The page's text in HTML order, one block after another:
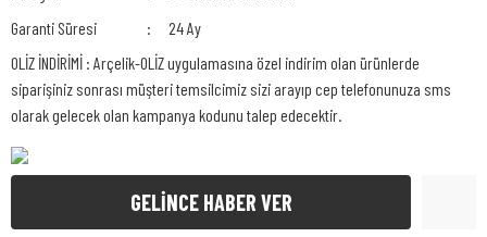
Garanti Süresi
24 Ay
OLİZ İNDİRİMİ : Arçelik-OLİZ uygulamasına özel indirim olan ürünlerde
siparişiniz sonrası müşteri temsilcimiz sizi arayıp cep telefonunuza sms
olarak gelecek olan kampanya kodunu talep edecektir.
GELİNCE HABER VER